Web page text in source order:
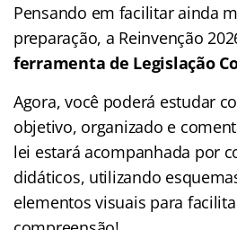
Pensando em facilitar ainda
preparação, a Reinvenção
ferramenta de Legislação
Agora, você poderá estudar
objetivo, organizado e
lei estará acompanhada por
didáticos, utilizando
elementos visuais para